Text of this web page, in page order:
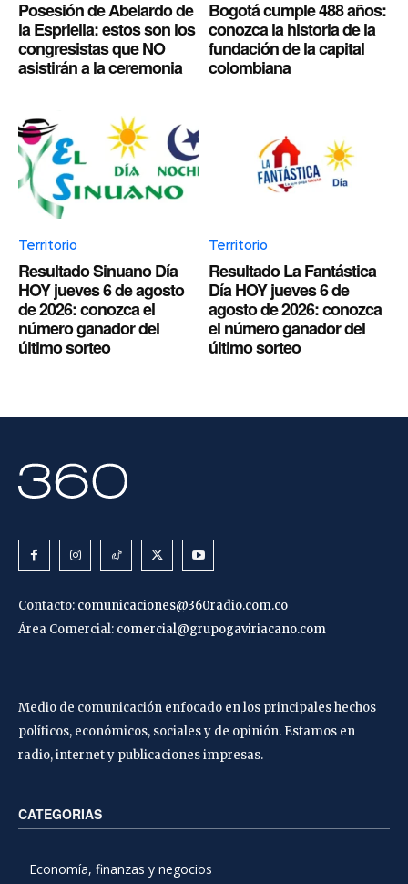
Posesión de Abelardo de
la Espriella: estos son los
congresistas que NO
asistirán a la ceremonia
Bogotá cumple 488 años:
conozca la historia de la
fundación de la capital
colombiana
Territorio
Resultado Sinuano Día
HOY jueves 6 de agosto
de 2026: conozca el
número ganador del
último sorteo
Territorio
Resultado La Fantástica
Día HOY jueves 6 de
agosto de 2026: conozca
el número ganador del
último sorteo
Contacto: comunicaciones@360radio.com.co
Área Comercial: comercial@grupogaviriacano.com
Medio de comunicación enfocado en los principales hechos
políticos, económicos, sociales y de opinión. Estamos en
radio, internet y publicaciones impresas.
CATEGORIAS
Economía, finanzas y negocios